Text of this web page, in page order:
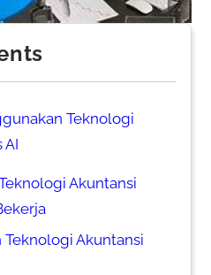
Teknologi
AI
Akuntansi
Teknologi Akuntansi